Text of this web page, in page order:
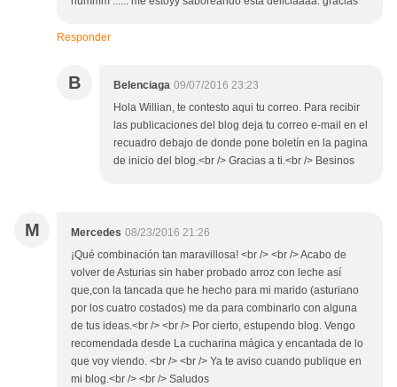
Responder
B Belenciaga 09/07/2016 23:23
Hola Willian, te contesto aqui tu correo. Para recibir
las publicaciones del blog deja tu correo e-mail en el
recuadro debajo de donde pone boletín en la pagina
de inicio del blog.<br /> Gracias a ti.<br /> Besinos
M Mercedes 08/23/2016 21:26
¡Qué combinación tan maravillosa! <br /> <br /> Acabo de
volver de Asturias sin haber probado arroz con leche así
que,con la tancada que he hecho para mi marido (asturiano
por los cuatro costados) me da para combinarlo con alguna
de tus ideas.<br /> <br /> Por cierto, estupendo blog. Vengo
recomendada desde La cucharina mágica y encantada de lo
que voy viendo. <br /> <br /> Ya te aviso cuando publique en
mi blog.<br /> <br /> Saludos